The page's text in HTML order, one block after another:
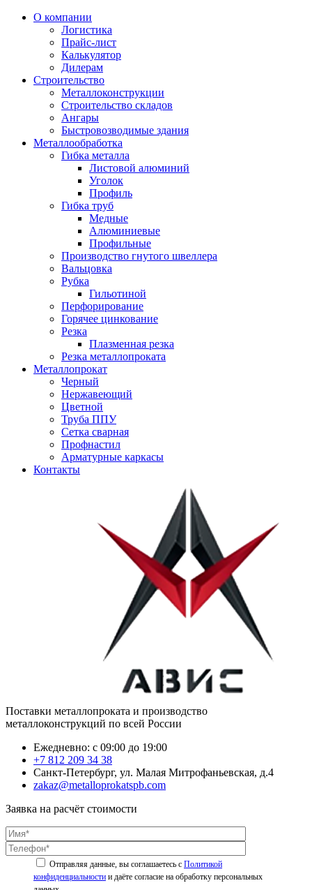
О компании
Логистика
Прайс-лист
Калькулятор
Дилерам
Строительство
Металлоконструкции
Строительство складов
Ангары
Быстровозводимые здания
Металлообработка
Гибка металла
Листовой алюминий
Уголок
Профиль
Гибка труб
Медные
Алюминиевые
Профильные
Производство гнутого швеллера
Вальцовка
Рубка
Гильотиной
Перфорирование
Горячее цинкование
Резка
Плазменная резка
Резка металлопроката
Металлопрокат
Черный
Нержавеющий
Цветной
Труба ППУ
Сетка сварная
Профнастил
Арматурные каркасы
Контакты
Поставки металлопроката и производство
металлоконструкций по всей России
Ежедневно: с 09:00 до 19:00
+7 812 209 34 38
Санкт-Петербург, ул. Малая Митрофаньевская, д.4
zakaz@metalloprokatspb.com
Заявка на расчёт стоимости
Политикой
конфиденциальности